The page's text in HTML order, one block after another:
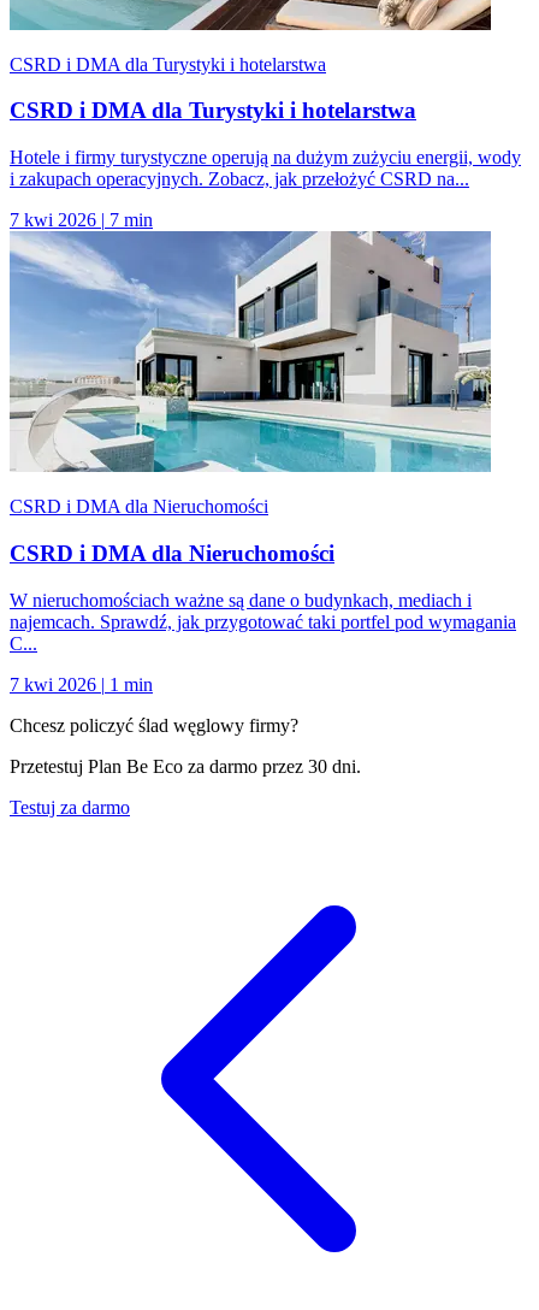
CSRD i DMA dla Turystyki i hotelarstwa
CSRD i DMA dla Turystyki i hotelarstwa
Hotele i firmy turystyczne operują na dużym zużyciu energii, wody
i zakupach operacyjnych. Zobacz, jak przełożyć CSRD na...
7 kwi 2026 | 7 min
CSRD i DMA dla Nieruchomości
CSRD i DMA dla Nieruchomości
W nieruchomościach ważne są dane o budynkach, mediach i
najemcach. Sprawdź, jak przygotować taki portfel pod wymagania
C...
7 kwi 2026 | 1 min
Chcesz policzyć ślad węglowy firmy?
Przetestuj Plan Be Eco za darmo przez 30 dni.
Testuj za darmo